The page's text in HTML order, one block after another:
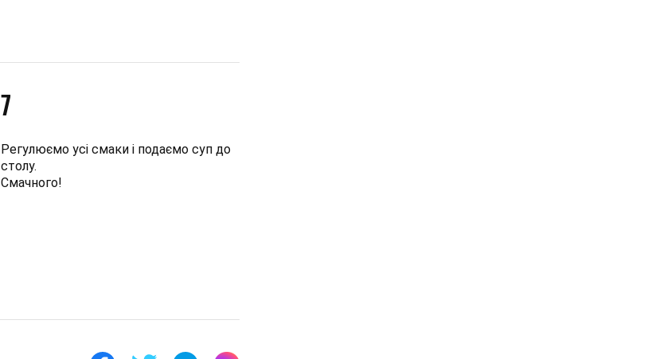
7
Регулюємо усі смаки і подаємо суп до
столу.
Смачного!